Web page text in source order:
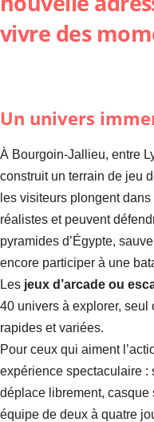
vivre des
Un univers
À Bourgoin-Jallieu, entre
construit un terrain de jeu
les visiteurs plongent
réalistes et peuvent
pyramides d’Égypte,
encore participer à une
Les jeux d’arcade ou
40 univers à explorer,
rapides et variées.
Pour ceux qui aiment
expérience spectaculaire :
déplace librement, casque
équipe de deux à quatre